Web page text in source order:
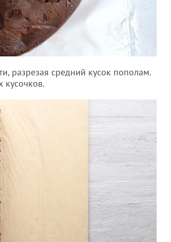
разрезая средний кусок пополам.
кусочков.